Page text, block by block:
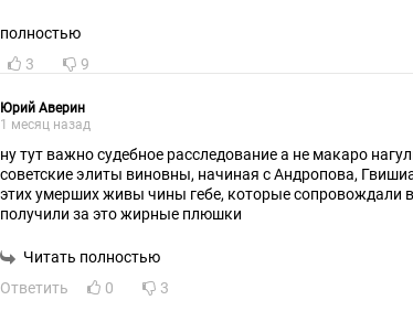
3 9
Юрий Аверин
1 месяц назад
ну тут важно судебное расследование а не макаро
советские элиты виновны, начиная с Андропова,
этих умерших живы чины гебе, которые сопровождали
получили за это жирные плюшки
Читать полностью
Ответить
0 3